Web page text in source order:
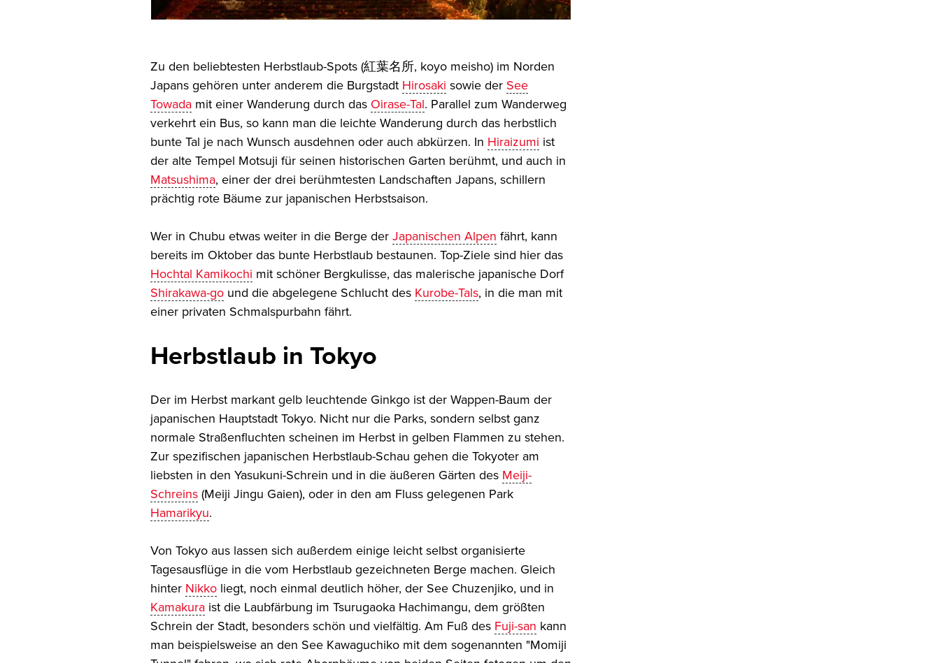
Zu den beliebtesten Herbstlaub-Spots (紅葉名所, koyo meisho) im Norden
Japans gehören unter anderem die Burgstadt Hirosaki sowie der See
Towadamit einer Wanderung durch das Oirase-Tal. Parallel zum Wanderweg
verkehrt ein Bus, so kann man die leichte Wanderung durch das herbstlich
bunte Tal je nach Wunsch ausdehnen oder auch abkürzen. In Hiraizumi ist
der alte Tempel Motsuji für seinen historischen Garten berühmt, und auch in
Matsushima, einer der drei berühmtesten Landschaften Japans, schillern
prächtig rote Bäume zur japanischen Herbstsaison.
Wer in Chubu etwas weiter in die Berge der Japanischen Alpen fährt, kann
bereits im Oktober das bunte Herbstlaub bestaunen. Top-Ziele sind hier das
Hochtal Kamikochi mit schöner Bergkulisse, das malerische japanische Dorf
Shirakawa-gound die abgelegene Schlucht des Kurobe-Tals, in die man mit
einer privaten Schmalspurbahn fährt.
Herbstlaub in Tokyo
Der im Herbst markant gelb leuchtende Ginkgo ist der Wappen-Baum der
japanischen Hauptstadt Tokyo. Nicht nur die Parks, sondern selbst ganz
normale Straßenfluchten scheinen im Herbst in gelben Flammen zu stehen.
Zur spezifischen japanischen Herbstlaub-Schau gehen die Tokyoter am
liebsten in den Yasukuni-Schrein und in die äußeren Gärten des Meiji-
Schreins(Meiji Jingu Gaien), oder in den am Fluss gelegenen Park
Hamarikyu.
Von Tokyo aus lassen sich außerdem einige leicht selbst organisierte
Tagesausflüge in die vom Herbstlaub gezeichneten Berge machen. Gleich
hinter Nikkoliegt, noch einmal deutlich höher, der See Chuzenjiko, und in
Kamakuraist die Laubfärbung im Tsurugaoka Hachimangu, dem größten
Schrein der Stadt, besonders schön und vielfältig. Am Fuß des Fuji-san kann
man beispielsweise an den See Kawaguchiko mit dem sogenannten "Momiji